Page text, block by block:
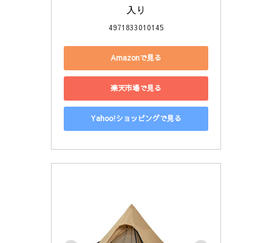
入り
4971833010145
Amazonで見る
楽天市場で見る
Yahoo!ショッピングで見る